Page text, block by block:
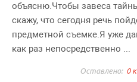
объясню.Чтобы завеса
скажу, что сегодня речь
предметной съемке.Я уже
как раз непосредственно ...
0